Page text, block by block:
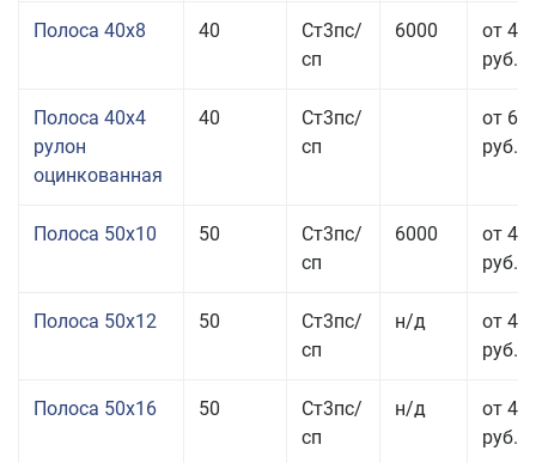
Полоса 40x8 40
Ст3пс/
сп
6000
от 43
руб.
Полоса 40x4
рулон
оцинкованная
40
Ст3пс/
сп
от 69
руб.
Полоса 50x10 50
Ст3пс/
сп
6000
от 46
руб.
Полоса 50x12 50
Ст3пс/
сп
н/д
от 44
руб.
Полоса 50x16 50
Ст3пс/
сп
н/д
от 49
руб.